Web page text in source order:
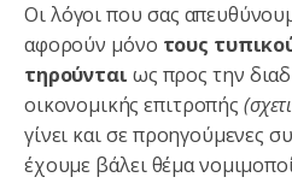
Οι λόγοι που σας
αφορούν μόνο τους
τηρούνται ως προς την
οικονομικής επιτροπής
γίνει και σε προηγούμενες
έχουμε βάλει θέμα